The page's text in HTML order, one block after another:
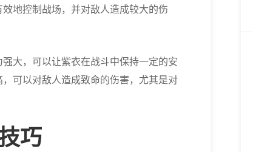
地控制战场，并对敌人造成较大的伤
大，可以让紫衣在战斗中保持一定的安
可以对敌人造成致命的伤害，尤其是对
巧